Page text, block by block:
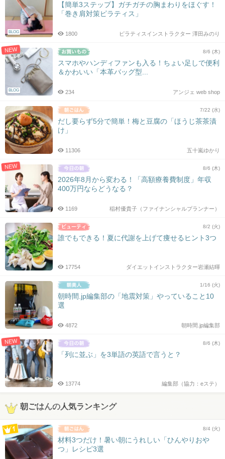
BLOG
【簡単3ステップ】ガチガチの胸まわりをほぐす！
「巻き肩対策ピラティス」
ピラティスインストラクター 澤田みのり
1800
NEW
BLOG
8/6 (木)
スマホやハンディファンも入る！ちょい足しで便利
＆かわいい「本革バッグ型...
アンジェ web shop
234
7/22 (水)
だし要らず5分で簡単！梅と豆腐の「ほうじ茶茶漬
け」
五十嵐ゆかり
11306
NEW 8/6 (木)
2026年8月から変わる！「高額療養費制度」年収
400万円ならどうなる？
稲村優貴子（ファイナンシャルプランナー）
1169
8/2 (火)
誰でもできる！夏に代謝を上げて痩せるヒント3つ
ダイエットインストラクター岩瀬結暉
17754
1/16 (火)
朝時間.jp編集部の「地震対策」やっていること10
選
朝時間.jp編集部
4872
NEW 8/6 (木)
「列に並ぶ」を3単語の英語で言うと？
編集部（協力：eステ）
13774
朝ごはんの人気ランキング
8/4 (火)
材料3つだけ！暑い朝にうれしい「ひんやりおや
つ」レシピ3選